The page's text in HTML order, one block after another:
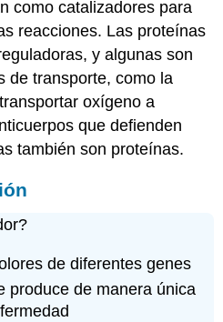
como catalizadores para
reacciones. Las proteínas
y algunas son
de transporte, como la
oxígeno a
que defienden
también son proteínas.
de diferentes genes
produce de manera única